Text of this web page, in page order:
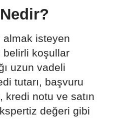
almak isteyen
belirli koşullar
uzun vadeli
tutarı, başvuru
kredi notu ve satın
değeri gibi